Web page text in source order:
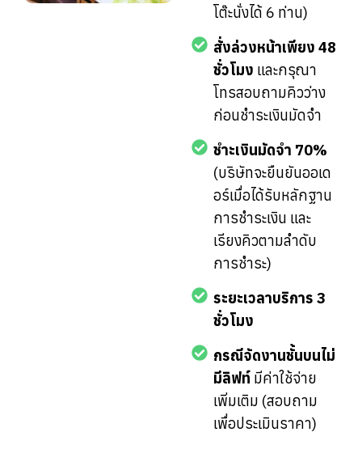
โต๊ะนั่งได้ 6 ท่าน)
สั่งล่วงหน้าเพียง 48
ชั่วโมง และกรุณา
โทรสอบถามคิวว่าง
ก่อนชำระเงินมัดจำ
ชำะเงินมัดจำ 70%
(บริษัทจะยืนยันออเด
อร์เมื่อได้รับหลักฐาน
การชำระเงิน และ
เรียงคิวตามลำดับ
การชำระ)
ระยะเวลาบริการ 3
ชั่วโมง
กรณีจัดงานชั้นบนไม่
มีลิฟท์ มีค่าใช้จ่าย
เพิ่มเติม (สอบถาม
เพื่อประเมินราคา)